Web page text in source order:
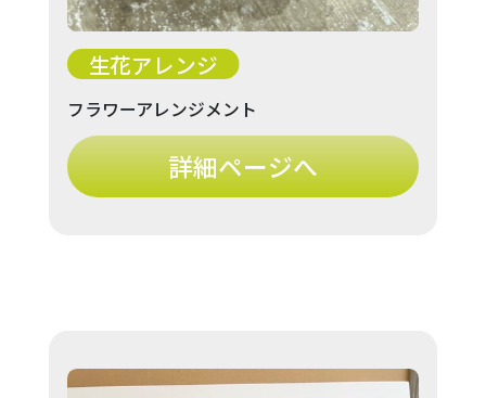
生花アレンジ
フラワーアレンジメント
詳細ページへ